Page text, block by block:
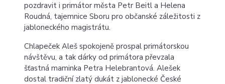
pozdravit i primátor města Petr Beitl a Helena
Roudná, tajemnice Sboru pro občanské záležitosti z
jabloneckého magistrátu.
Chlapeček Aleš spokojeně prospal primátorskou
návštěvu, a tak dárky od primátora převzala
šťastná maminka Petra Helebrantová. Alešek
dostal tradiční zlatý dukát z jablonecké České